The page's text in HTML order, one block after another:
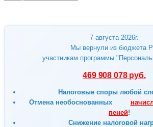
7 августа 2026г.
Мы вернули из бюджета
участникам программы
469 908 078 руб.
Налоговые споры любой
Отмена необоснованных
пеней!
Снижение налоговой